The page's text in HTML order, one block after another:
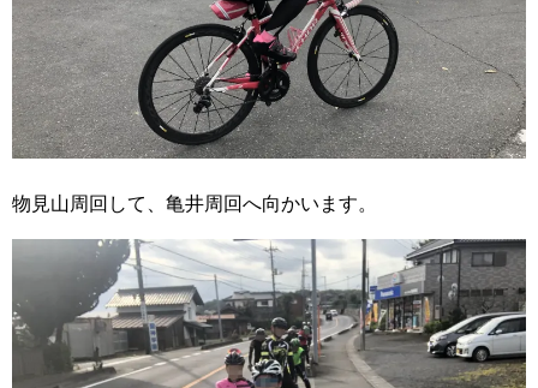
物見山周回して、亀井周回へ向かいます。